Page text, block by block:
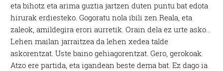
eta bihotz eta arima guztia jartzen duten puntu bat edota
hirurak erdiesteko. Gogoratu nola ibili zen Reala, eta
zaleok, amildegira erori aurretik. Orain dela ez urte asko…
Lehen mailan jarraitzea da lehen xedea talde
askorentzat. Uste baino gehiagorentzat. Gero, gerokoak.
Atzo ere partida, eta igandean beste dema bat. Ez dago ia